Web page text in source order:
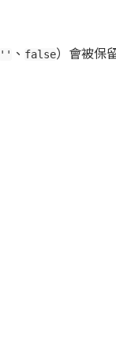
'' 、 false）會被保